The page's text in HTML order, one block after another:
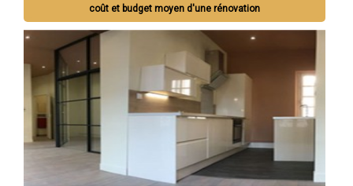
coût et budget moyen d'une rénovation